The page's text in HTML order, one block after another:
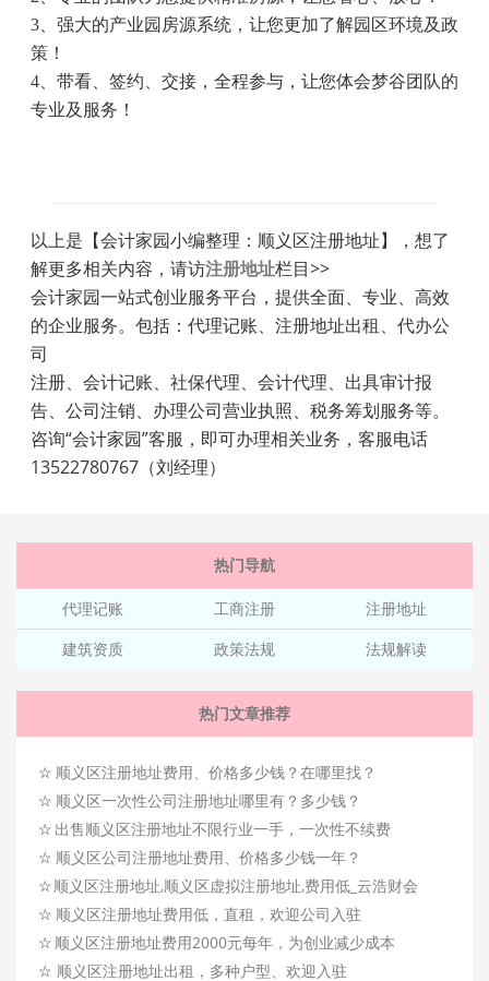
3、强大的产业园房源系统，让您更加了解园区环境及政
策！
4、带看、签约、交接，全程参与，让您体会梦谷团队的
专业及服务！
以上是【会计家园小编整理：顺义区注册地址】，想了
解更多相关内容，请访注册地址栏目>>
会计家园一站式创业服务平台，提供全面、专业、高效
的企业服务。包括：代理记账、注册地址出租、代办公
司
注册、会计记账、社保代理、会计代理、出具审计报
告、公司注销、办理公司营业执照、税务筹划服务等。
咨询“会计家园”客服，即可办理相关业务，客服电话
13522780767（刘经理）
热门导航
代理记账 工商注册
注册地址
建筑资质
政策法规 法规解读
热门文章推荐
☆ 顺义区注册地址费用、价格多少钱？在哪里找？
☆ 顺义区一次性公司注册地址哪里有？多少钱？
☆ 出售顺义区注册地址不限行业一手，一次性不续费
☆ 顺义区公司注册地址费用、价格多少钱一年？
☆ 顺义区注册地址,顺义区虚拟注册地址,费用低_云浩财会
☆ 顺义区注册地址费用低，直租，欢迎公司入驻
☆ 顺义区注册地址费用2000元每年，为创业减少成本
☆ 顺义区注册地址出租，多种户型、欢迎入驻